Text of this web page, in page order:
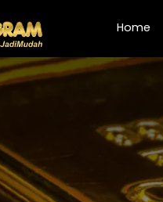
Home